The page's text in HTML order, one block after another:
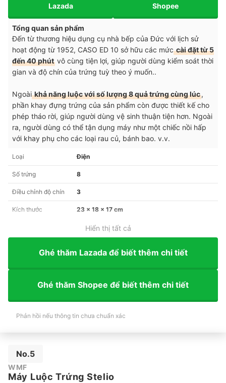
Lazada Shopee
Tổng quan sản phẩm
Đến từ thương hiệu dụng cụ nhà bếp của Đức với lịch sử
hoạt động từ 1952, CASO ED 10 sở hữu các mứccài đặt từ 5
đến 40 phút vô cùng tiện lợi, giúp người dùng kiểm soát thời
gian và độ chín của trứng tuỳ theo ý muốn..
Ngoàikhả năng luộc với số lượng 8 quả trứng cùng lúc,
phần khay đựng trứng của sản phẩm còn được thiết kế cho
phép tháo rời, giúp người dùng vệ sinh thuận tiện hơn. Ngoài
ra, người dùng có thể tận dụng máy như một chiếc nồi hấp
với khay phụ cho các loại rau củ, bánh bao. v.v.
Loại Điện
Số trứng 8
Điều chỉnh độ chín 3
Kích thước 23 x 18 x 17 cm
Hiển thị tất cả
Ghé thăm Lazada để biết thêm chi tiết
Ghé thăm Shopee để biết thêm chi tiết
Phản hồi nếu thông tin chưa chuẩn xác
No.5
WMF
Máy Luộc Trứng Stelio